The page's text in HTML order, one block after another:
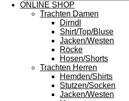
ONLINE SHOP
Trachten Damen
Dirndl
Shirt/Top/Bluse
Jacken/Westen
Röcke
Hosen/Shorts
Trachten Herren
Hemden/Shirts
Stutzen/Socken
Jacken/Westen